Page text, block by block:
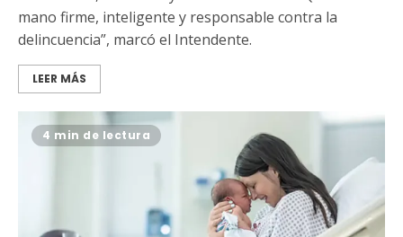
mano firme, inteligente y responsable contra la
delincuencia”, marcó el Intendente.
LEER MÁS
4 min de lectura